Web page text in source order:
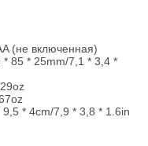
(не включенная)
85 * 25mm/7,1 * 3,4 *
* 4cm/7,9 * 3,8 * 1.6in